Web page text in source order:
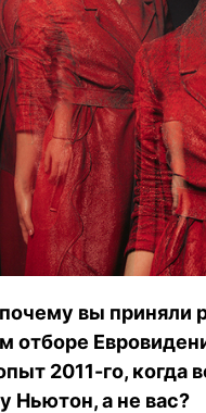
вы приняли
отборе
2011-го, когда
Ньютон, а не вас?